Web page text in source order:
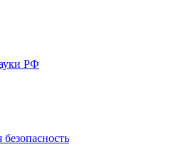
РФ